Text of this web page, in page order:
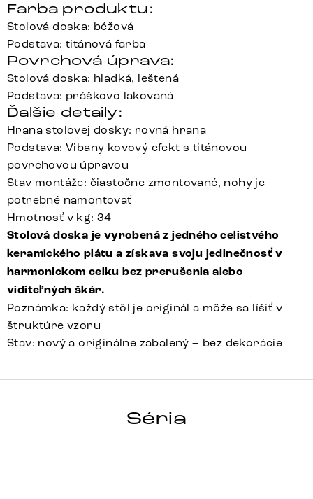
Farba produktu:
Stolová doska: béžová
Podstava: titánová farba
Povrchová úprava:
Stolová doska: hladká, leštená
Podstava: práškovo lakovaná
Ďalšie detaily:
Hrana stolovej dosky: rovná hrana
Podstava: Vibany kovový efekt s titánovou
povrchovou úpravou
Stav montáže: čiastočne zmontované, nohy je
potrebné namontovať
Hmotnosť v kg: 34
Stolová doska je vyrobená z jedného celistvého
keramického plátu a získava svoju jedinečnosť v
harmonickom celku bez prerušenia alebo
viditeľných škár.
Poznámka: každý stôl je originál a môže sa líšiť v
štruktúre vzoru
Stav: nový a originálne zabalený – bez dekorácie
Séria